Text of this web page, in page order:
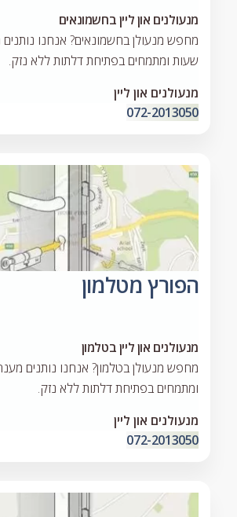
מנעולנים און ליין בחשמונאים
שעות ומתמחים בפתיחת דלתות ללא נזק.
מנעולנים און ליין
072-2013050
הפורץ מטלמון
מנעולנים און ליין בטלמון
ומתמחים בפתיחת דלתות ללא נזק.
מנעולנים און ליין
072-2013050